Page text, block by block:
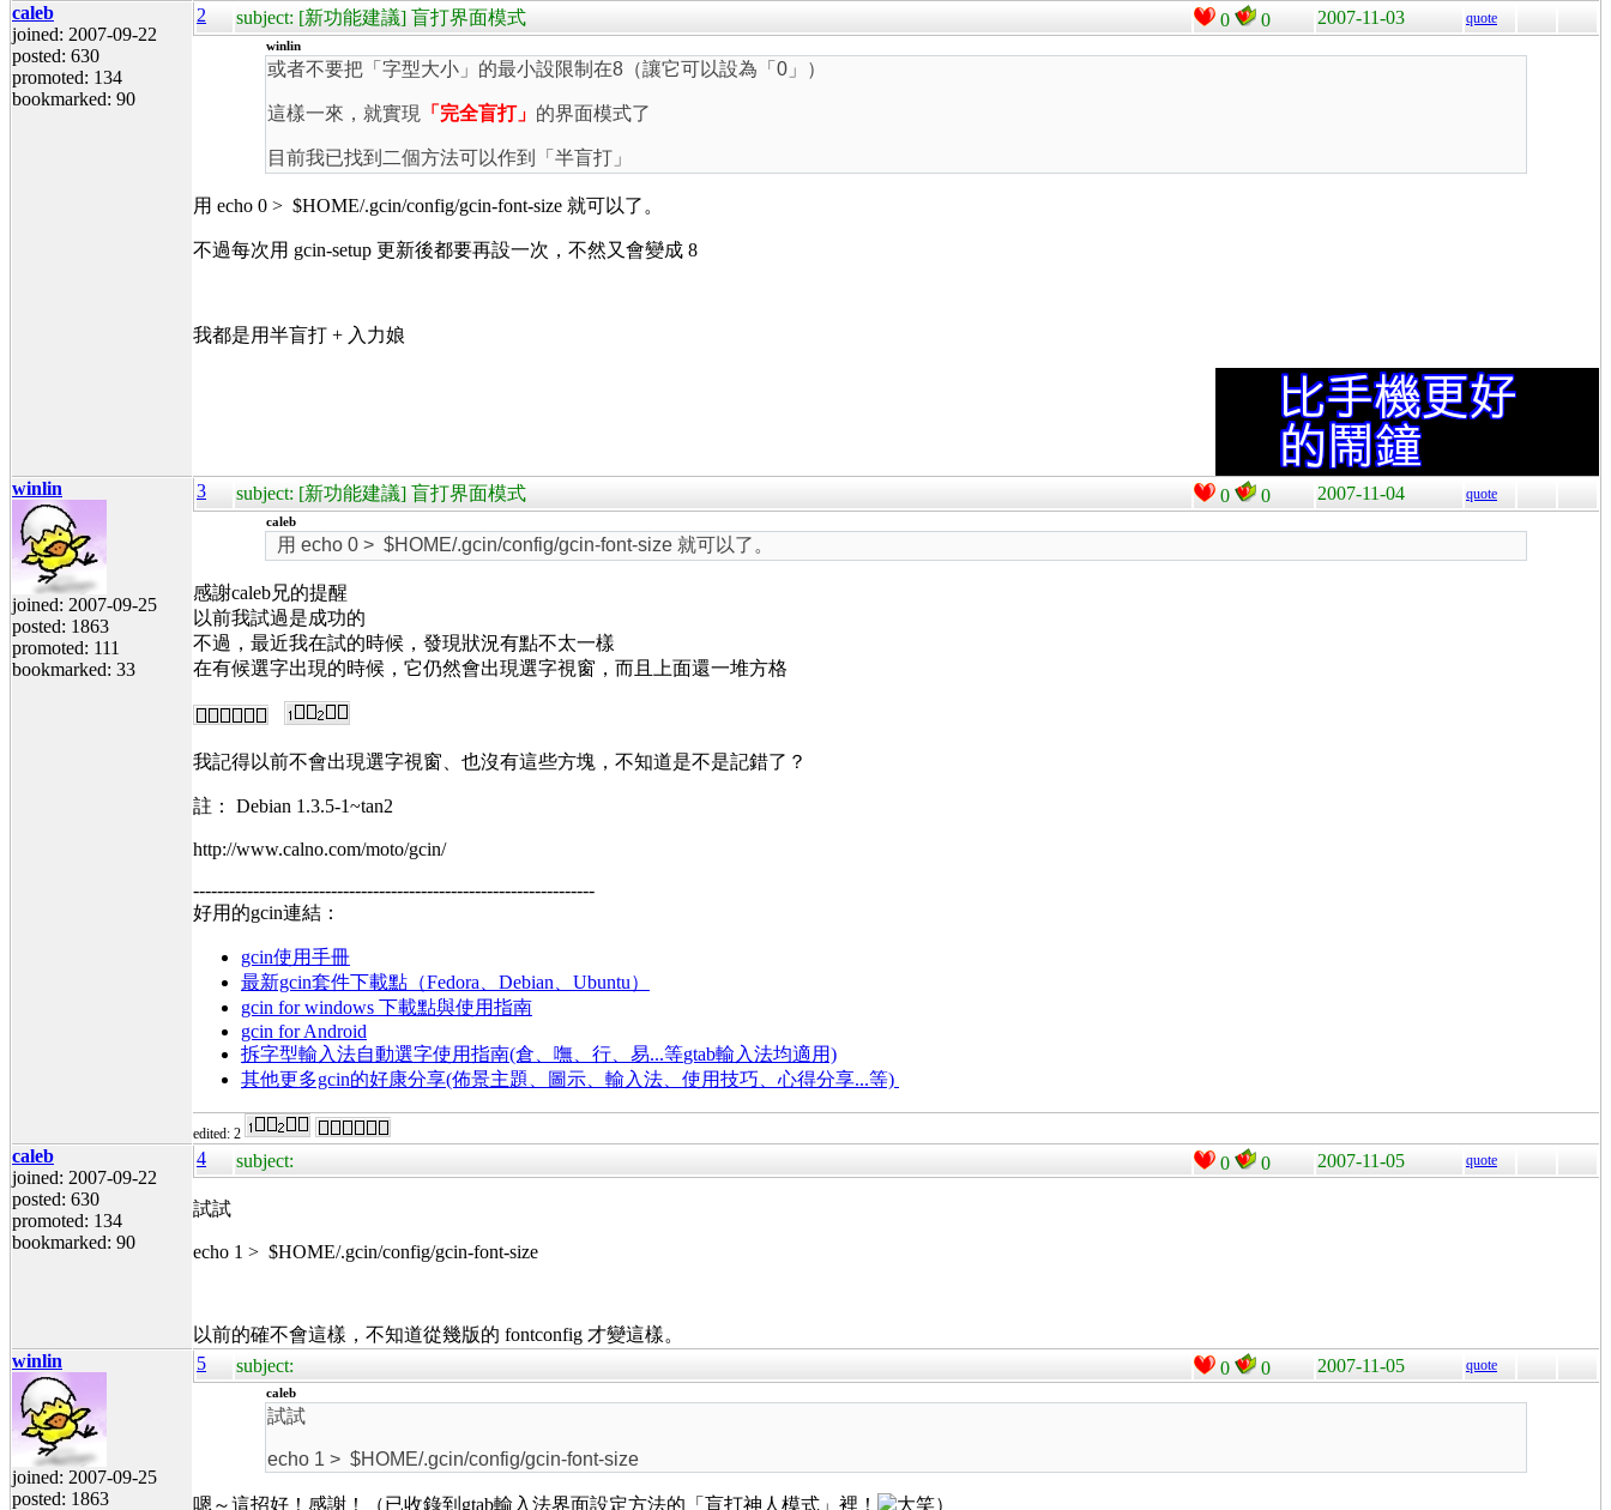
caleb
joined: 2007-09-22
posted: 630
promoted: 134
bookmarked: 90
2 subject: [新功能建議] 盲打界面模式 0 0 2007-11-03 quote
winlin
或者不要把「字型大小」的最小設限制在8（讓它可以設為「0」）
這樣一來，就實現 「完全盲打」 的界面模式了
目前我已找到二個方法可以作到「半盲打」
用 echo 0 > $HOME/.gcin/config/gcin-font-size 就可以了。
不過每次用 gcin-setup 更新後都要再設一次，不然又會變成 8
我都是用半盲打 + 入力娘
winlin
joined: 2007-09-25
posted: 1863
promoted: 111
bookmarked: 33
3 subject: [新功能建議] 盲打界面模式 0 0 2007-11-04 quote
caleb
用 echo 0 > $HOME/.gcin/config/gcin-font-size 就可以了。
感謝caleb兄的提醒
以前我試過是成功的
不過，最近我在試的時候，發現狀況有點不太一樣
在有候選字出現的時候，它仍然會出現選字視窗，而且上面還一堆方格
我記得以前不會出現選字視窗、也沒有這些方塊，不知道是不是記錯了？
註： Debian 1.3.5-1~tan2
http://www.calno.com/moto/gcin/
-------------------------------------------------------------------
好用的gcin連結：
gcin使用手冊
最新gcin套件下載點（Fedora、Debian、Ubuntu）
gcin for windows 下載點與使用指南
gcin for Android
拆字型輸入法自動選字使用指南(倉、嘸、行、易...等gtab輸入法均適用)
其他更多gcin的好康分享(佈景主題、圖示、輸入法、使用技巧、心得分享...等)
edited: 2
caleb
joined: 2007-09-22
posted: 630
promoted: 134
bookmarked: 90
4 subject: 0 0 2007-11-05 quote
試試
echo 1 > $HOME/.gcin/config/gcin-font-size
以前的確不會這樣，不知道從幾版的 fontconfig 才變這樣。
winlin
joined: 2007-09-25
posted: 1863
5 subject: 0 0 2007-11-05 quote
caleb
試試
echo 1 > $HOME/.gcin/config/gcin-font-size
嗯～這招好！感謝！（已收錄到gtab輸入法界面設定方法的「盲打神人模式」裡！ ）